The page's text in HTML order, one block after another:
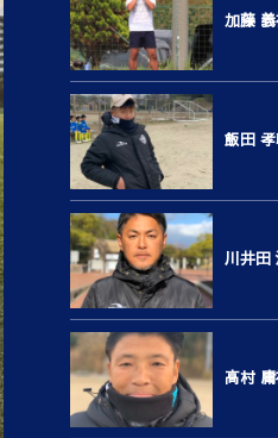
加藤
飯田
川井田
高村